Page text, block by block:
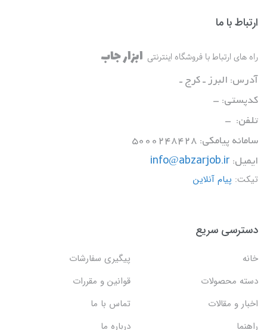
ارتباط با ما
راه های ارتباط با فروشگاه اینترنتی ابزار جاب
آدرس: البرز ـ کرج ـ
کدپستی: -
تلفن: -
سامانه پیامکی: 5000248428
ایمیل: info@abzarjob.ir
تیکت: پیام آنلاین
دسترسی سریع
خانه
پیگیری سفارشات
دسته محصولات
قوانین و مقررات
اخبار و مقالات
تماس با ما
راهنما
درباره ما